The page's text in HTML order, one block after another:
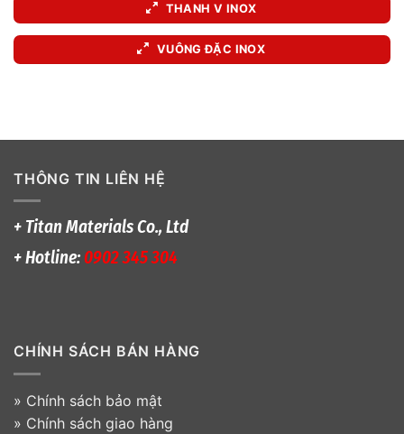
THANH V INOX
VUÔNG ĐẶC INOX
THÔNG TIN LIÊN HỆ
+ Titan Materials Co., Ltd
+ Hotline:0902 345 304
CHÍNH SÁCH BÁN HÀNG
» Chính sách bảo mật
» Chính sách giao hàng